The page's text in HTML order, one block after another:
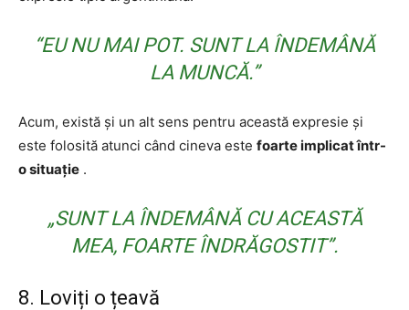
“EU NU MAI POT. SUNT LA ÎNDEMÂNĂ
LA MUNCĂ.”
Acum, există și un alt sens pentru această expresie și
este folosită atunci când cineva este foarte implicat într-
o situație .
„SUNT LA ÎNDEMÂNĂ CU ACEASTĂ
MEA, FOARTE ÎNDRĂGOSTIT”.
8. Loviți o țeavă